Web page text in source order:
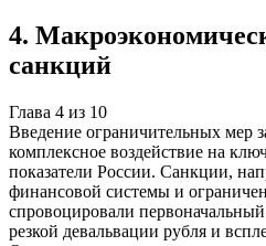
4.
санкций
Глава 4 из 10
Введение ограничительных мер
комплексное воздействие на
показатели России. Санкции,
финансовой системы и
спровоцировали
резкой девальвации рубля и